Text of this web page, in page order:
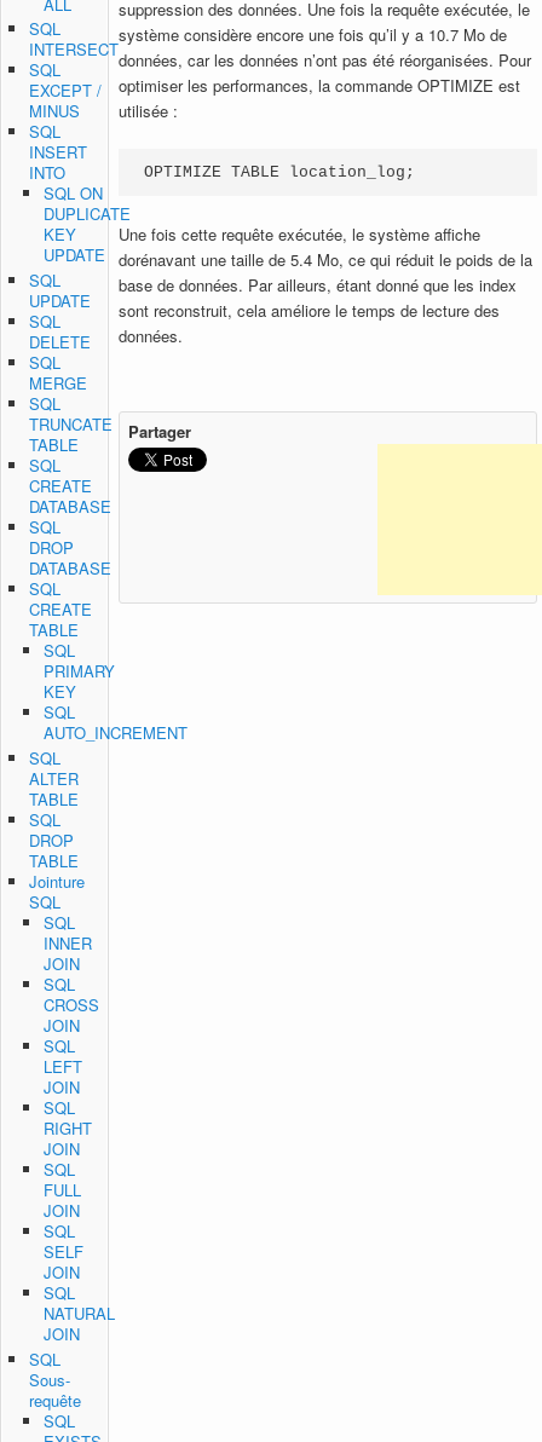
suppression des données. Une fois la requête exécutée, le
système considère encore une fois qu’il y a 10.7 Mo de
données, car les données n’ont pas été réorganisées. Pour
optimiser les performances, la commande OPTIMIZE est
utilisée :
OPTIMIZE TABLE location_log;
Une fois cette requête exécutée, le système affiche
dorénavant une taille de 5.4 Mo, ce qui réduit le poids de la
base de données. Par ailleurs, étant donné que les index
sont reconstruit, cela améliore le temps de lecture des
données.
Partager
SQL
INTERSECT
SQL
EXCEPT /
MINUS
SQL
INSERT
INTO
SQL ON
DUPLICATE
KEY
UPDATE
SQL
UPDATE
SQL
DELETE
SQL
MERGE
SQL
TRUNCATE
TABLE
SQL
CREATE
DATABASE
SQL
DROP
DATABASE
SQL
CREATE
TABLE
SQL
PRIMARY
KEY
SQL
AUTO_INCREMENT
SQL
ALTER
TABLE
SQL
DROP
TABLE
Jointure
SQL
SQL
INNER
JOIN
SQL
CROSS
JOIN
SQL
LEFT
JOIN
SQL
RIGHT
JOIN
SQL
FULL
JOIN
SQL
SELF
JOIN
SQL
NATURAL
JOIN
SQL
Sous-
requête
SQL